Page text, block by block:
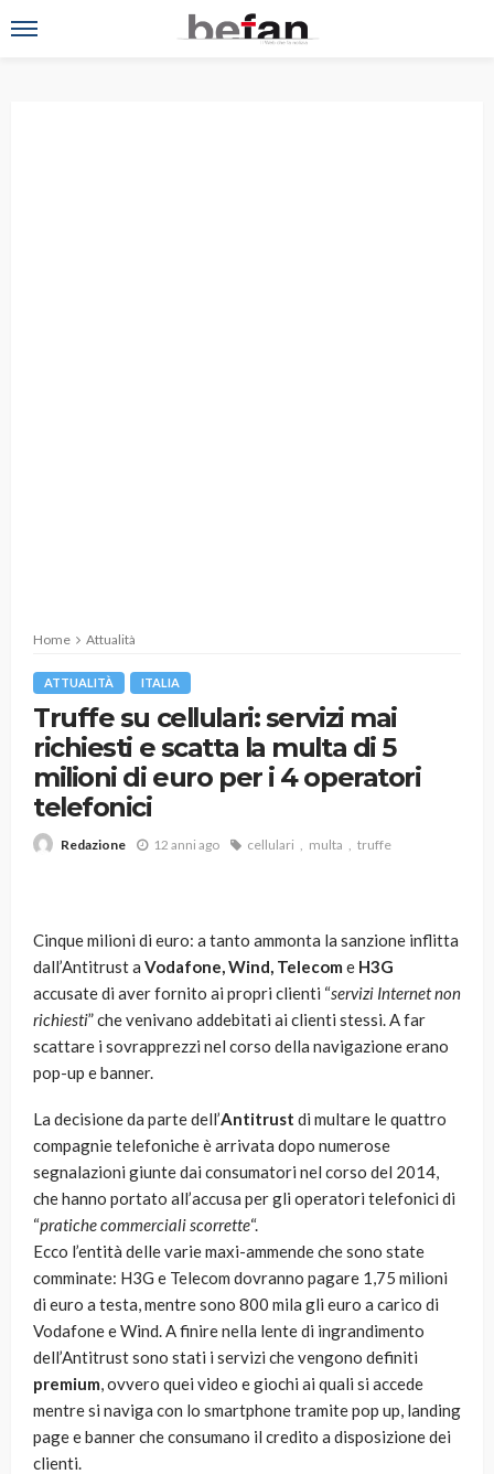
Home Attualità
ATTUALITÀ ITALIA
Truffe su cellulari: servizi mai
richiesti e scatta la multa di 5
milioni di euro per i 4 operatori
telefonici
Redazione 12 anni ago cellulari multa truffe
Cinque milioni di euro: a tanto ammonta la sanzione inflitta
dall’Antitrust a Vodafone, Wind, Telecom e H3G
accusate di aver fornito ai propri clienti “servizi Internet non
richiesti” che venivano addebitati ai clienti stessi. A far
scattare i sovrapprezzi nel corso della navigazione erano
pop-up e banner.
La decisione da parte dell’Antitrust di multare le quattro
compagnie telefoniche è arrivata dopo numerose
segnalazioni giunte dai consumatori nel corso del 2014,
che hanno portato all’accusa per gli operatori telefonici di
“pratiche commerciali scorrette“.
Ecco l’entità delle varie maxi-ammende che sono state
comminate: H3G e Telecom dovranno pagare 1,75 milioni
di euro a testa, mentre sono 800 mila gli euro a carico di
Vodafone e Wind. A finire nella lente di ingrandimento
dell’Antitrust sono stati i servizi che vengono definiti
premium, ovvero quei video e giochi ai quali si accede
mentre si naviga con lo smartphone tramite pop up, landing
page e banner che consumano il credito a disposizione dei
clienti.